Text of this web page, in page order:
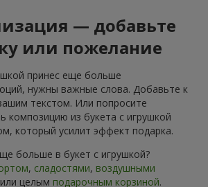
— добавьте
или пожелание
принес еще больше
нужны важные слова. Добавьте к
текстом. Или попросите
композицию из букета с игрушкой
который усилит эффект подарка.
больше в букет с игрушкой?
, сладостями, воздушными
или целым подарочным корзиной.